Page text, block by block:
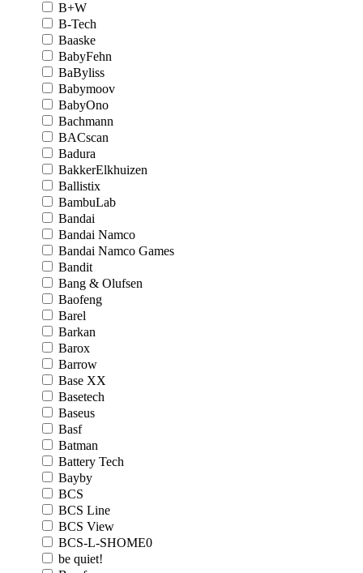
B+W
B-Tech
Baaske
BabyFehn
BaByliss
Babymoov
BabyOno
Bachmann
BACscan
Badura
BakkerElkhuizen
Ballistix
BambuLab
Bandai
Bandai Namco
Bandai Namco Games
Bandit
Bang & Olufsen
Baofeng
Barel
Barkan
Barox
Barrow
Base XX
Basetech
Baseus
Basf
Batman
Battery Tech
Bayby
BCS
BCS Line
BCS View
BCS-L-SHOME0
be quiet!